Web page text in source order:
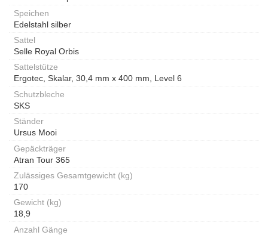
Speichen
Edelstahl silber
Sattel
Selle Royal Orbis
Sattelstütze
Ergotec, Skalar, 30,4 mm x 400 mm, Level 6
Schutzbleche
SKS
Ständer
Ursus Mooi
Gepäckträger
Atran Tour 365
Zulässiges Gesamtgewicht (kg)
170
Gewicht (kg)
18,9
Anzahl Gänge